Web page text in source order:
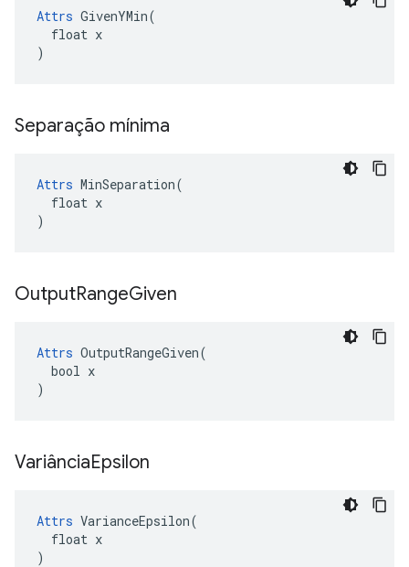
Attrs GivenYMin(
  float x
)
Separação mínima
Attrs MinSeparation(
  float x
)
OutputRangeGiven
Attrs OutputRangeGiven(
  bool x
)
VariânciaEpsilon
Attrs VarianceEpsilon(
  float x
)